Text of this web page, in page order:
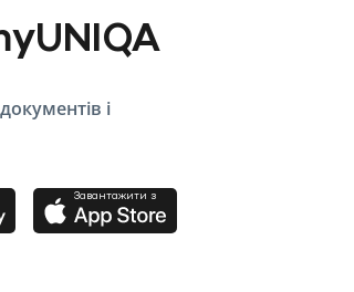
і
Завантажити з